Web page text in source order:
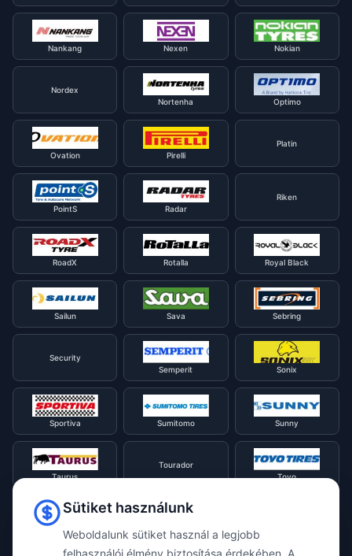
Nankang Nexen Nokian
Nordex
Nortenha
Optimo
Ovation Pirelli
Platin
PointS Radar
Riken
RoadX Rotalla Royal Black
Sailun Sava Sebring
Security
Semperit
Sonix
Sportiva Sumitomo Sunny
Taurus
Tourador
Toyo
Tracmax
Triangle
Sütiket használunk
Weboldalunk sütiket használ a legjobb
felhasználói élmény biztosítása érdekében. A